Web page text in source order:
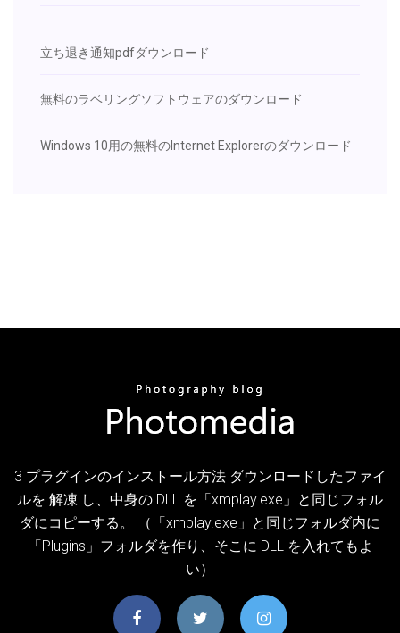
立ち退き通知pdfダウンロード
無料のラベリングソフトウェアのダウンロード
Windows 10用の無料のInternet Explorerのダウンロード
3 プラグインのインストール方法 ダウンロードしたファイ
ルを 解凍 し、中身の DLL を「xmplay.exe」と同じフォル
ダにコピーする。 （「xmplay.exe」と同じフォルダ内に
「Plugins」フォルダを作り、そこに DLL を入れてもよ
い）